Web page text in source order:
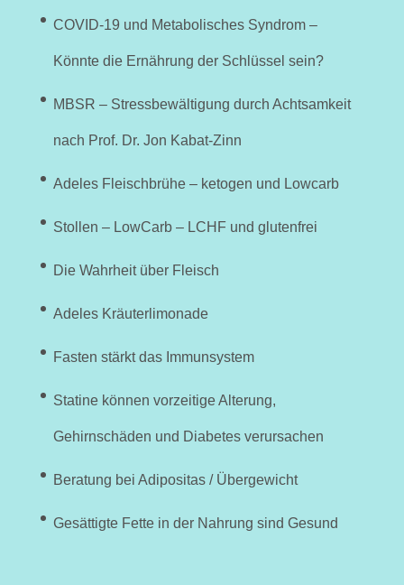
COVID-19 und Metabolisches Syndrom –
Könnte die Ernährung der Schlüssel sein?
MBSR – Stressbewältigung durch Achtsamkeit
nach Prof. Dr. Jon Kabat-Zinn
Adeles Fleischbrühe – ketogen und Lowcarb
Stollen – LowCarb – LCHF und glutenfrei
Die Wahrheit über Fleisch
Adeles Kräuterlimonade
Fasten stärkt das Immunsystem
Statine können vorzeitige Alterung,
Gehirnschäden und Diabetes verursachen
Beratung bei Adipositas / Übergewicht
Gesättigte Fette in der Nahrung sind Gesund